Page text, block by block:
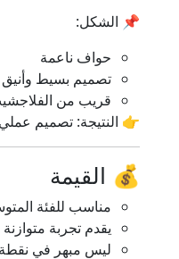
📌 الشكل:
حواف ناعمة
تصميم بسيط وأنيق
قريب من
👉 النتيجة: تصميم
💰 القيمة
مناسب للفئة
يقدم تجربة
ليس مبهر في